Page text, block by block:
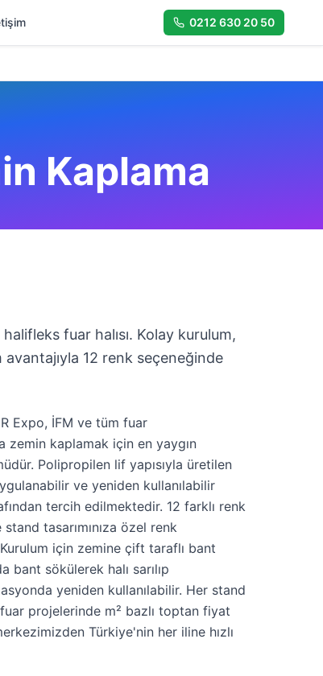
0212 630 20 50
Kaplama
fuar halısı. Kolay kurulum,
avantajıyla 12 renk seçeneğinde
Expo, İFM ve tüm fuar
zemin kaplamak için en yaygın
Polipropilen lif yapısıyla üretilen
ve yeniden kullanılabilir
tercih edilmektedir. 12 farklı renk
tasarımınıza özel renk
için zemine çift taraflı bant
bant sökülerek halı sarılıp
yeniden kullanılabilir. Her stand
projelerinde m² bazlı toptan fiyat
Türkiye'nin her iline hızlı